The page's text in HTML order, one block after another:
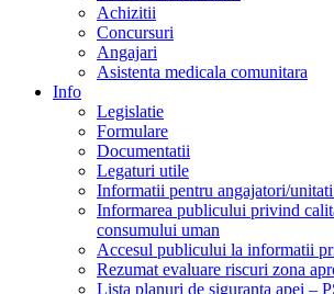
Achizitii
Concursuri
Angajari
Asistenta medicala comunitara
Info
Legislatie
Formulare
Documentatii
Legaturi utile
Informatii pentru angajatori/
Informarea publicului privind
consumului uman
Accesul publicului la informatii
Rezumat evaluare riscuri zona
Lista planuri de siguranta apei –